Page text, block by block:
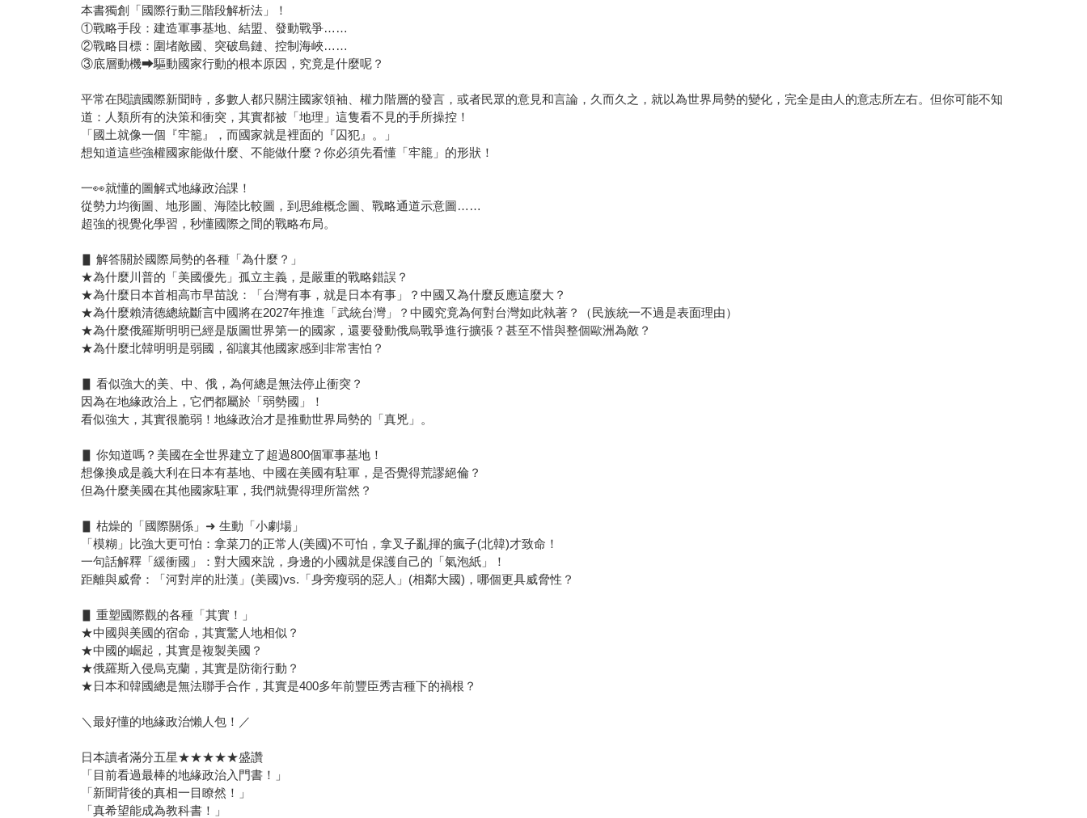
本書獨創「國際行動三階段解析法」！
①戰略手段：建造軍事基地、結盟、發動戰爭……
②戰略目標：圍堵敵國、突破島鏈、控制海峽……
③底層動機⮕驅動國家行動的根本原因，究竟是什麼呢？
平常在閱讀國際新聞時，多數人都只關注國家領袖、權力階層的發言，或者民眾的意見和言論，久而久之，就以為世界局勢的變化，完全是由人的意志所左右。但你可能不知
道：人類所有的決策和衝突，其實都被「地理」這隻看不見的手所操控！
「國土就像一個『牢籠』，而國家就是裡面的『囚犯』。」
想知道這些強權國家能做什麼、不能做什麼？你必須先看懂「牢籠」的形狀！
一👀就懂的圖解式地緣政治課！
從勢力均衡圖、地形圖、海陸比較圖，到思維概念圖、戰略通道示意圖……
超強的視覺化學習，秒懂國際之間的戰略布局。
▋ 解答關於國際局勢的各種「為什麼？」
★為什麼川普的「美國優先」孤立主義，是嚴重的戰略錯誤？
★為什麼日本首相高市早苗說：「台灣有事，就是日本有事」？中國又為什麼反應這麼大？
★為什麼賴清德總統斷言中國將在2027年推進「武統台灣」？中國究竟為何對台灣如此執著？（民族統一不過是表面理由）
★為什麼俄羅斯明明已經是版圖世界第一的國家，還要發動俄烏戰爭進行擴張？甚至不惜與整個歐洲為敵？
★為什麼北韓明明是弱國，卻讓其他國家感到非常害怕？
▋ 看似強大的美、中、俄，為何總是無法停止衝突？
因為在地緣政治上，它們都屬於「弱勢國」！
看似強大，其實很脆弱！地緣政治才是推動世界局勢的「真兇」。
▋ 你知道嗎？美國在全世界建立了超過800個軍事基地！
想像換成是義大利在日本有基地、中國在美國有駐軍，是否覺得荒謬絕倫？
但為什麼美國在其他國家駐軍，我們就覺得理所當然？
▋ 枯燥的「國際關係」➜ 生動「小劇場」
「模糊」比強大更可怕：拿菜刀的正常人(美國)不可怕，拿叉子亂揮的瘋子(北韓)才致命！
一句話解釋「緩衝國」：對大國來說，身邊的小國就是保護自己的「氣泡紙」！
距離與威脅：「河對岸的壯漢」(美國)vs.「身旁瘦弱的惡人」(相鄰大國)，哪個更具威脅性？
▋ 重塑國際觀的各種「其實！」
★中國與美國的宿命，其實驚人地相似？
★中國的崛起，其實是複製美國？
★俄羅斯入侵烏克蘭，其實是防衛行動？
★日本和韓國總是無法聯手合作，其實是400多年前豐臣秀吉種下的禍根？
＼最好懂的地緣政治懶人包！／
日本讀者滿分五星★★★★★盛讚
「目前看過最棒的地緣政治入門書！」
「新聞背後的真相一目瞭然！」
「真希望能成為教科書！」